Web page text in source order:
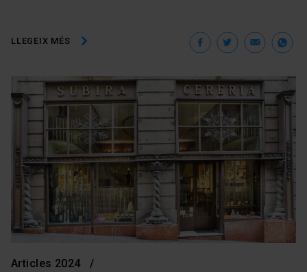
LLEGEIX MÉS Facebook
Twitter
Articles 2024